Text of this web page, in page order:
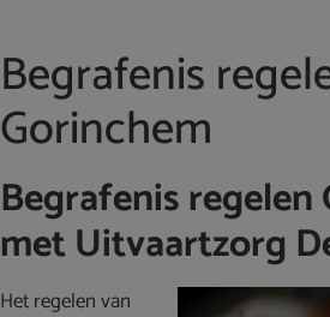
Begrafenis
Gorinchem
Begrafenis regelen
met Uitvaartzorg
Het regelen van